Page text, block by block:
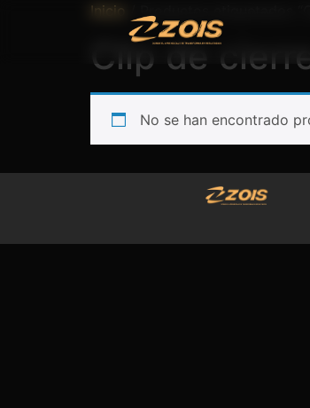
Inicio / Productos etiquetados
Clip de
No se han encontrado